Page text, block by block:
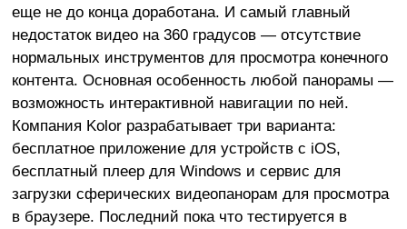
еще не до конца доработана. И самый главный
недостаток видео на 360 градусов — отсутствие
нормальных инструментов для просмотра конечного
контента. Основная особенность любой панорамы —
возможность интерактивной навигации по ней.
Компания Kolor разрабатывает три варианта:
бесплатное приложение для устройств с iOS,
бесплатный плеер для Windows и сервис для
загрузки сферических видеопанорам для просмотра
в браузере. Последний пока что тестируется в